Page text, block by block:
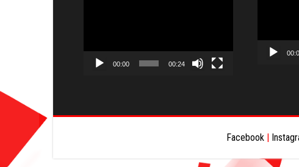
00:00 00:24
Facebook |